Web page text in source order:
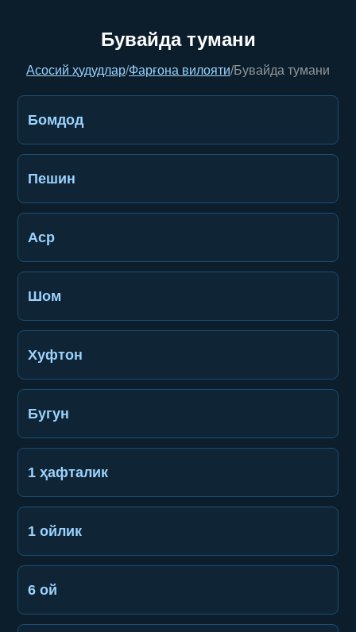
Бувайда тумани
Асосий ҳудудлар/Фарғона вилояти/Бувайда тумани
Бомдод
Пешин
Аср
Шом
Хуфтон
Бугун
1 ҳафталик
1 ойлик
6 ой